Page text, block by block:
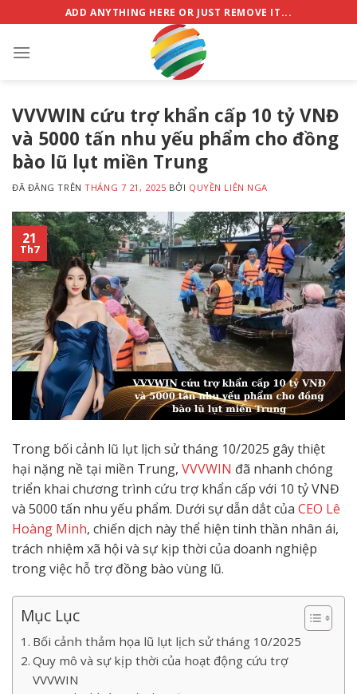
đến
nội
ADD ANYTHING HERE OR JUST REMOVE IT...
VVVWIN cứu trợ khẩn cấp 10 tỷ VNĐ
và 5000 tấn nhu yếu phẩm cho đồng
bào lũ lụt miền Trung
ĐÃ ĐĂNG TRÊNTHÁNG 7 21, 2025 BỞI QUYỀN LIÊN NGA
21
Th7
Trong bối cảnh lũ lụt lịch sử tháng 10/2025 gây thiệt
hại nặng nề tại miền Trung, VVVWIN đã nhanh chóng
triển khai chương trình cứu trợ khẩn cấp với 10 tỷ VNĐ
và 5000 tấn nhu yếu phẩm. Dưới sự dẫn dắt của CEO Lê
Hoàng Minh, chiến dịch này thể hiện tinh thần nhân ái,
trách nhiệm xã hội và sự kịp thời của doanh nghiệp
trong việc hỗ trợ đồng bào vùng lũ.
Mục Lục
Bối cảnh thảm họa lũ lụt lịch sử tháng 10/2025
Quy mô và sự kịp thời của hoạt động cứu trợ
VVVWIN